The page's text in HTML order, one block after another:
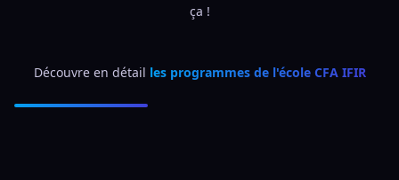
ça !
Découvre en détail les programmes de l'école CFA IFIR